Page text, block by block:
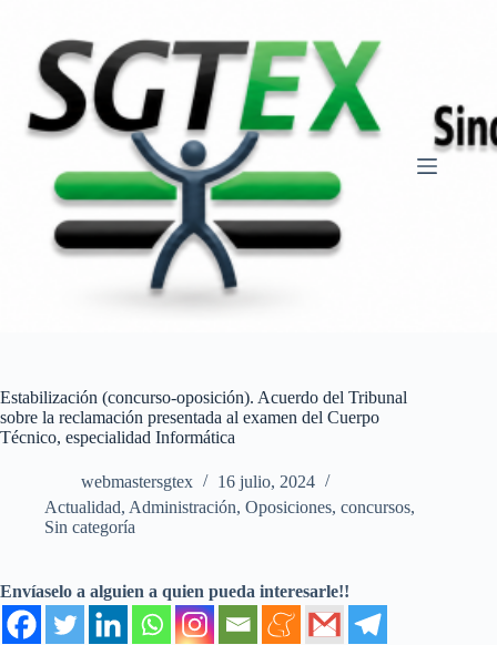
contenido
Estabilización (concurso-oposición). Acuerdo del Tribunal
sobre la reclamación presentada al examen del Cuerpo
Técnico, especialidad Informática
webmastersgtex
16 julio, 2024
Actualidad, Administración, Oposiciones, concursos,
Sin categoría
Envíaselo a alguien a quien pueda interesarle!!